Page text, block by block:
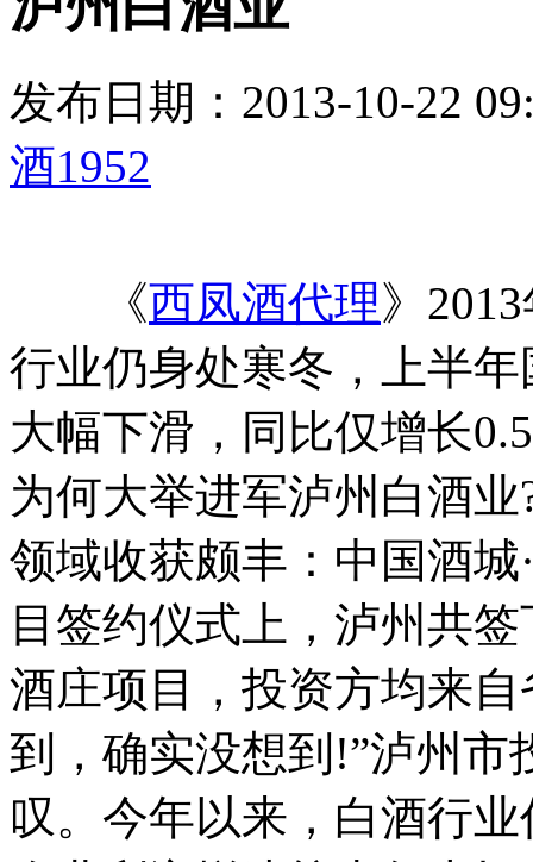
发布日期：2013-10-22
酒1952
《西凤酒代理》
行业仍身处寒冬，上半
大幅下滑，同比仅增长
为何大举进军泸州白酒业
领域收获颇丰：中国酒
目签约仪式上，泸州共
酒庄项目，投资方均来
到，确实没想到!”泸州市
叹。今年以来，白酒行